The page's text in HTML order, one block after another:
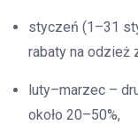
styczeń (1–31
rabaty na odzież
luty–marzec –
około 20–50%,